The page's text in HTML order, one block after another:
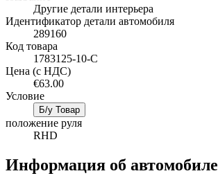
Другие детали интерьера
Идентификатор детали автомобиля
289160
Код товара
1783125-10-C
Цена (с НДС)
€63.00
Условие
Б/у Товар
положение руля
RHD
Информация об автомобиле